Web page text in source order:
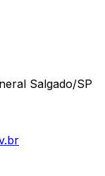
Salgado/SP